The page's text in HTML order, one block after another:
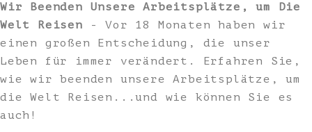
Wir Beenden Unsere Arbeitsplätze, um Die
Welt Reisen - Vor 18 Monaten haben wir
einen großen Entscheidung, die unser
Leben für immer verändert. Erfahren Sie,
wie wir beenden unsere Arbeitsplätze, um
die Welt Reisen...und wie können Sie es
auch!